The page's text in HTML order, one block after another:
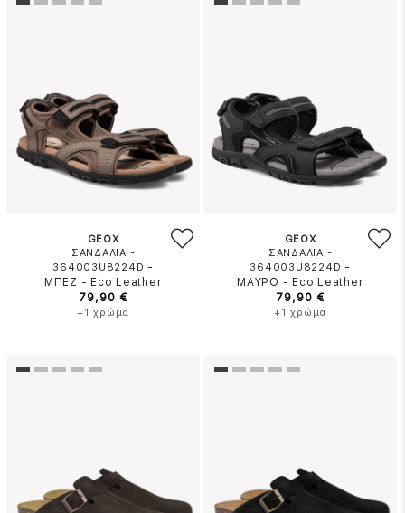
GEOX
ΣΑΝΔΑΛΙΑ -
364003U8224D -
ΜΠΕΖ - Eco Leather
79,90 €
+1 χρώμα
GEOX
ΣΑΝΔΑΛΙΑ -
364003U8224D -
ΜΑΥΡΟ - Eco Leather
79,90 €
+1 χρώμα